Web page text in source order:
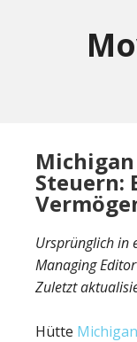
Steuern:
Ursprünglich in
Managing
Zuletzt
Hütte Michigan